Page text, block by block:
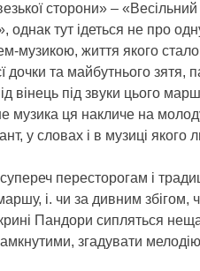
сторони» –
тут ідеться не про
музикою, життя якого
та майбутнього зятя,
вінець під звуки цього
музика ця накличе на
у словах і в музиці якого
пересторогам і
і. чи за дивним
Пандори сипляться
згадувати